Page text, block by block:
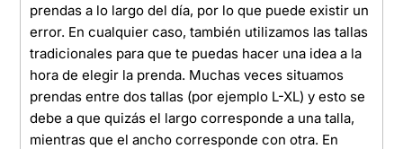
prendas a lo largo del día, por lo que puede existir un
error. En cualquier caso, también utilizamos las tallas
tradicionales para que te puedas hacer una idea a la
hora de elegir la prenda. Muchas veces situamos
prendas entre dos tallas (por ejemplo L-XL) y esto se
debe a que quizás el largo corresponde a una talla,
mientras que el ancho corresponde con otra. En